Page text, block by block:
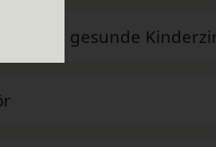
- Das gesunde